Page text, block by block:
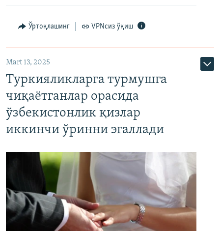
Ўртоқлашинг VPNсиз ўқиш
Mart 13, 2025
Туркияликларга турмушга
чиқаётганлар орасида
ўзбекистонлик қизлар
иккинчи ўринни эгаллади